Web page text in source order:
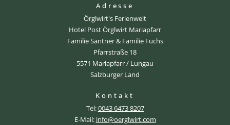
Adresse
Örglwirt's Ferienwelt
Hotel Post Örglwirt Mariapfarr
Familie Santner & Familie Fuchs
Pfarrstraße 18
5571 Mariapfarr / Lungau
Salzburger Land
Kontakt
Tel:0043 6473 8207
E-Mail: info@oerglwirt.com